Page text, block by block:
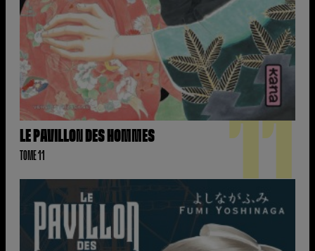
LE PAVILLON DES HOMMES
TOME 11 11